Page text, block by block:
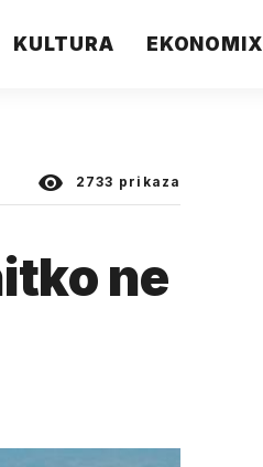
KULTURA EKONOMIX
2733 prikaza
ne